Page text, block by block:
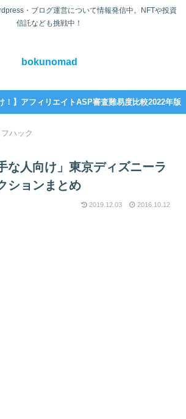
・ブログ運営について情報発信中。NFTや投資
信託なども挑戦中！
bokunomad
！】アフィリエイトASP審査難易度比較2022年版
ハック
な人向け」東京ディズニーラ
ションまとめ
2019.12.03 2016.10.12